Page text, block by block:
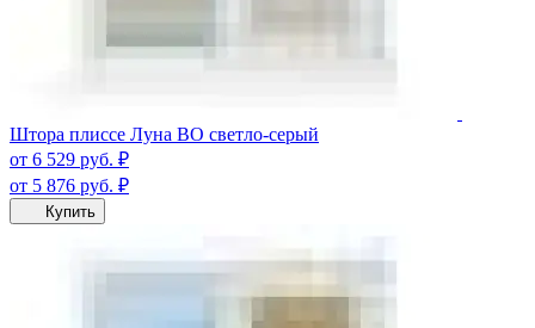
Штора плиссе Луна ВО светло-серый
от 6 529 руб. ₽
от 5 876 руб. ₽
Купить